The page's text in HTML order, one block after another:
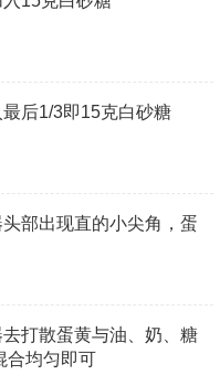
后1/3即15克白砂糖
部出现直的小尖角，蛋
打散蛋黄与油、奶、糖
合均匀即可